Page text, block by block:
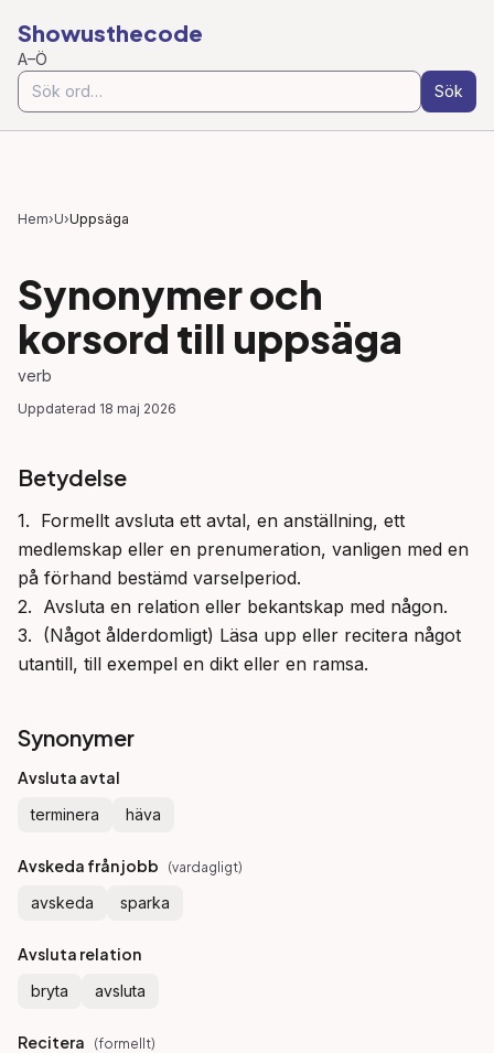
Showusthecode
A–Ö
Sök
Hem›U›Uppsäga
Synonymer och
korsord till uppsäga
verb
Uppdaterad 18 maj 2026
Betydelse
1.  Formellt avsluta ett avtal, en anställning, ett
medlemskap eller en prenumeration, vanligen med en
på förhand bestämd varselperiod.
2.  Avsluta en relation eller bekantskap med någon.
3.  (Något ålderdomligt) Läsa upp eller recitera något
utantill, till exempel en dikt eller en ramsa.
Synonymer
Avsluta avtal
terminera häva
Avskeda från jobb (vardagligt)
avskeda sparka
Avsluta relation
bryta avsluta
Recitera (formellt)